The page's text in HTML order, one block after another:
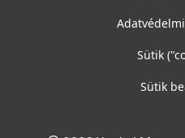
Sütik
Sütik